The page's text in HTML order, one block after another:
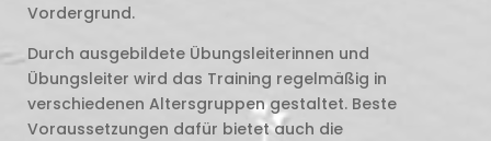
Vordergrund.
Durch ausgebildete Übungsleiterinnen und
Übungsleiter wird das Training regelmäßig in
verschiedenen Altersgruppen gestaltet. Beste
Voraussetzungen dafür bietet auch die